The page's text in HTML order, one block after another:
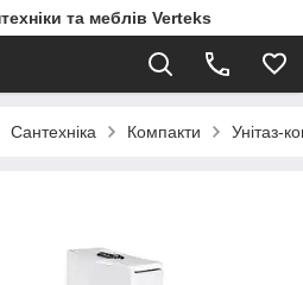
та меблів Verteks
Сантехніка Компакти Унітаз-